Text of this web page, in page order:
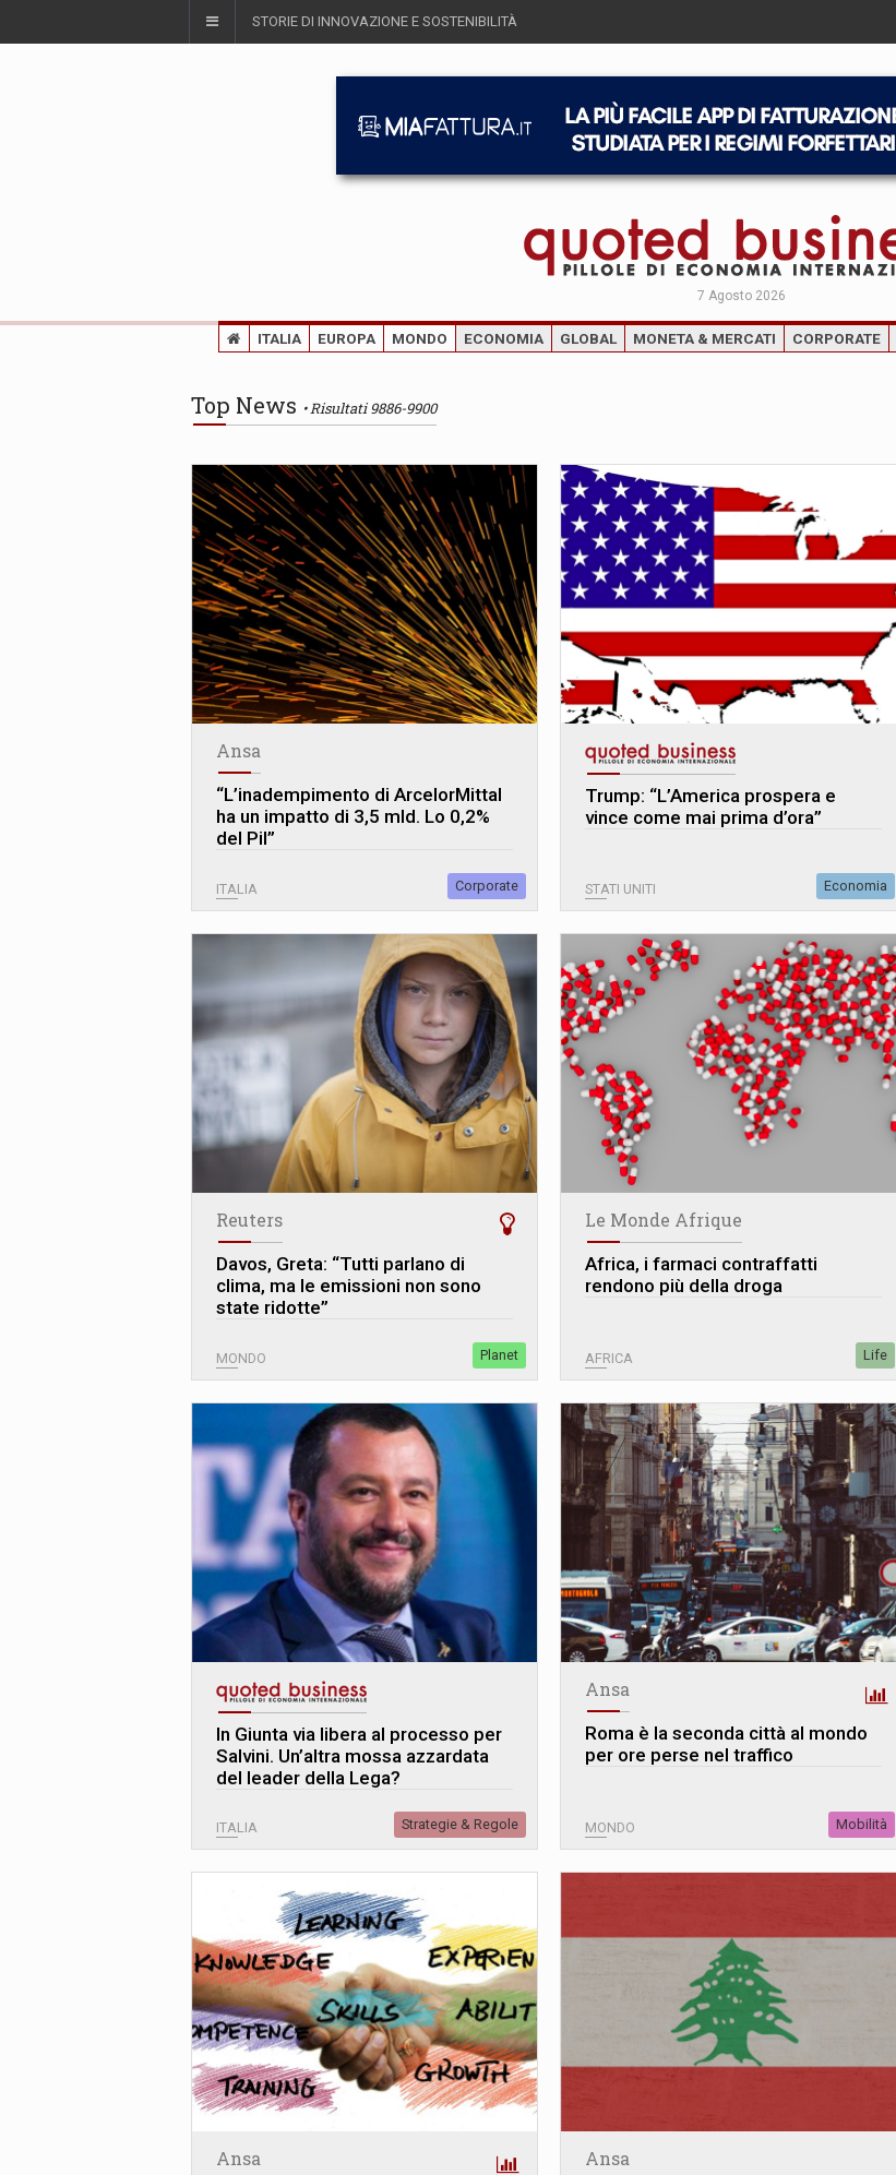
STORIE DI INNOVAZIONE E SOSTENIBILITÀ
7 Agosto 2026
ITALIA EUROPA MONDO ECONOMIA GLOBAL MONETA & MERCATI CORPORATE
Top News Risultati 9886-9900
Ansa
“L’inadempimento di ArcelorMittal
ha un impatto di 3,5 mld. Lo 0,2%
del Pil”
ITALIA Corporate
Trump: “L’America prospera e
vince come mai prima d’ora”
STATI UNITI Economia
Reuters
Davos, Greta: “Tutti parlano di
clima, ma le emissioni non sono
state ridotte”
MONDO Planet
Le Monde Afrique
Africa, i farmaci contraffatti
rendono più della droga
AFRICA Life
In Giunta via libera al processo per
Salvini. Un’altra mossa azzardata
del leader della Lega?
ITALIA Strategie & Regole
Ansa
Roma è la seconda città al mondo
per ore perse nel traffico
MONDO Mobilità
Ansa Ansa